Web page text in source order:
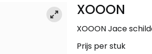
XOOON
XOOON Jace
Prijs per stuk